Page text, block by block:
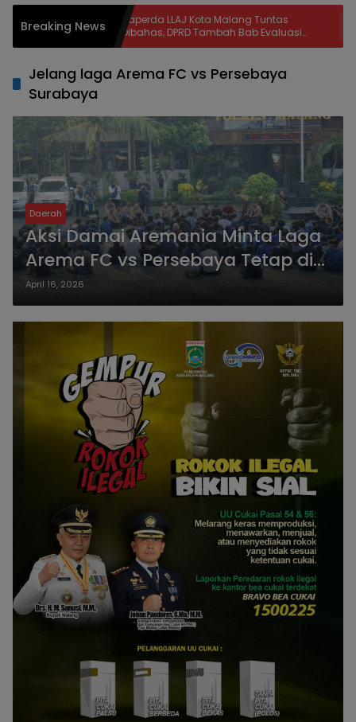
Breaking NewsRaperda LLAJ Kota Malang Tuntas
Dibahas, DPRD Tambah Bab Evaluasi
dan Delapan Catatan Strategis Demi
Jelang laga Arema FC vs Persebaya
Surabaya
Daerah
Aksi Damai Aremania Minta Laga
Arema FC vs Persebaya Tetap di
Malang
April 16, 2026